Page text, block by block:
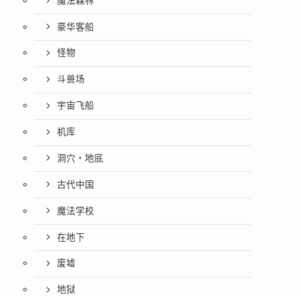
豪华客船
怪物
斗兽场
宇宙飞船
机库
洞穴・地底
古代中国
魔法学校
在地下
废墟
地狱